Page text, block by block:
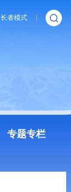
长者模式
专题专栏